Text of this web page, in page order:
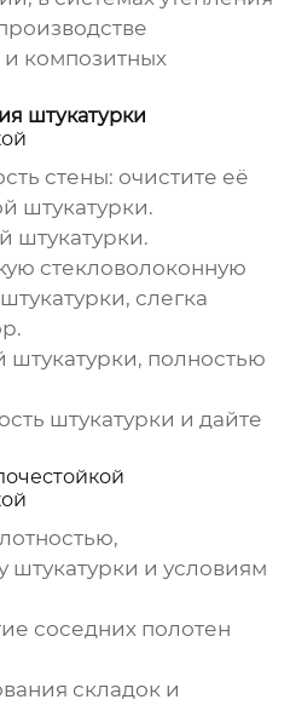
композитных
штукатурки
стены: очистите её
штукатурки.
штукатурки.
стекловолоконную
слегка
штукатурки, полностью
штукатурки и дайте
штукатурки и условиям
соседних полотен
складок и